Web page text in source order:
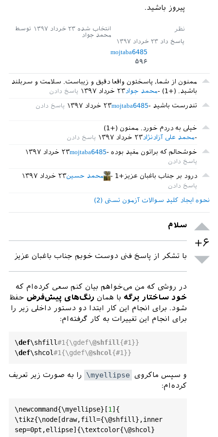
							\
setcoun
v
}%
}
}
multicols}
ellipse (.3 and .2) node[pos=.5]{#1};
fill] (0,0) ellipse (.3 and .2);
colback =red!5 ,halign center
]{ 60}%
پیروز باشید.
انتخاب شده ۲۳ خرداد ۱۳۹۷
توسط
محمد جواد
پاسخ داد ۲۳ خرداد ۱۳۹۷
mojtaba6485
۵۹۶
ممنون از شما، پاسختون واقعا دقیق و زیباست. سلامت و سربلند
باشید. (+1)
۲۳ خرداد ۱۳۹۷محمد جواد
تندرست باشید
۲۳ خرداد ۱۳۹۷mojtaba6485
خیلی به دردم خورد. ممنون (+1)
۲۳ خرداد ۱۳۹۷محمد علی آزادنژاد
خوشحالم که براتون مفید بوده
۲۳ خرداد ۱۳۹۷mojtaba6485
درود بر جناب باغبان عزیز+1 ۲۳ خرداد ۱۳۹۷محمد حسین
نحوه ایجاد کلید سوالات آزمون تستی (2)
+۶
سلام
با تشکر از پاسخ فنی دوست خوبم جناب باغبان عزیز
در روشی که من می‌خواهم بیان کنم سعی کرده‌ام که
خود ساختار برگه با همان رنگ‌های پیش‌فرض حفظ
شود. برای انجام این کار ابتدا دو دستور داخلی زیر را
برای انجام این تغییرات به کار گرفته‌ام:
\def\shfill#1{\gdef\@shfill {#1}}
\def\shcol#1{\gdef\@shcol {#1}}
و سپس ماکروی \myellipse
را به صورت زیر تعریف
کرده‌ام:
\newcommand{\myellipse}[1]{
\tikz{\node[draw,fill={\@shfill},inner
sep=0pt ,ellipse]{\textcolor{\@shcol}